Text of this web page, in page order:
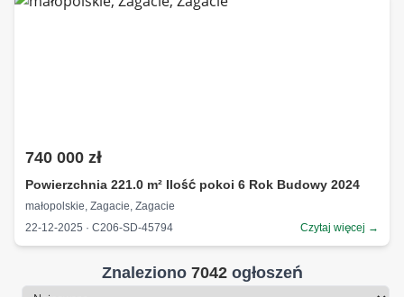
740 000 zł
Powierzchnia 221.0 m² Ilość pokoi 6 Rok Budowy 2024
małopolskie, Zagacie, Zagacie
22-12-2025 · C206-SD-45794
Czytaj więcej →
Znaleziono 7042ogłoszeń